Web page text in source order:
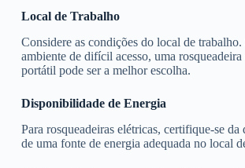
Local de Trabalho
Considere as condições do local de
ambiente de difícil acesso, uma
portátil pode ser a melhor escolha.
Disponibilidade de Energia
Para rosqueadeiras elétricas, certifique-se
de uma fonte de energia adequada no local